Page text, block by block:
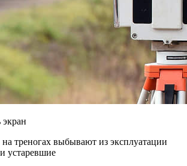
экран
треногах выбывают из эксплуатации
устаревшие